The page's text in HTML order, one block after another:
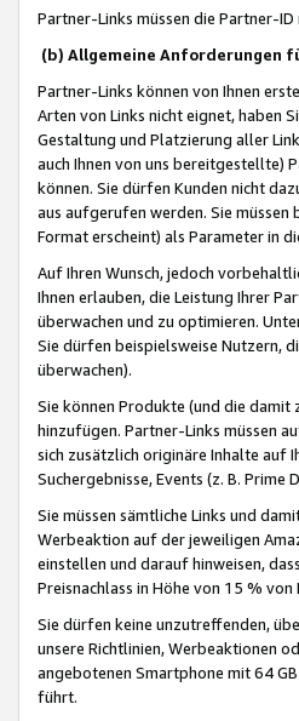
Partner-Links müssen die Partner-
(b) Allgemeine Anforderungen
Partner-Links können von Ihnen
Arten von Links nicht eignet, haben
Gestaltung und Platzierung aller
auch Ihnen von uns bereitgestellte)
können. Sie dürfen Kunden nicht
aus aufgerufen werden. Sie müssen
Format erscheint) als Parameter in
Auf Ihren Wunsch, jedoch
Ihnen erlauben, die Leistung Ihrer
überwachen und zu optimieren.
Sie dürfen beispielsweise Nutzern,
überwachen).
Sie können Produkte (und die damit
hinzufügen. Partner-Links müssen
sich zusätzlich originäre Inhalte auf
Suchergebnisse, Events (z. B.
Sie müssen sämtliche Links und
Werbeaktion auf der jeweiligen
einstellen und darauf hinweisen,
Preisnachlass in Höhe von 15 %
Sie dürfen keine unzutreffenden,
unsere Richtlinien, Werbeaktionen
angebotenen Smartphone mit 64
führt.